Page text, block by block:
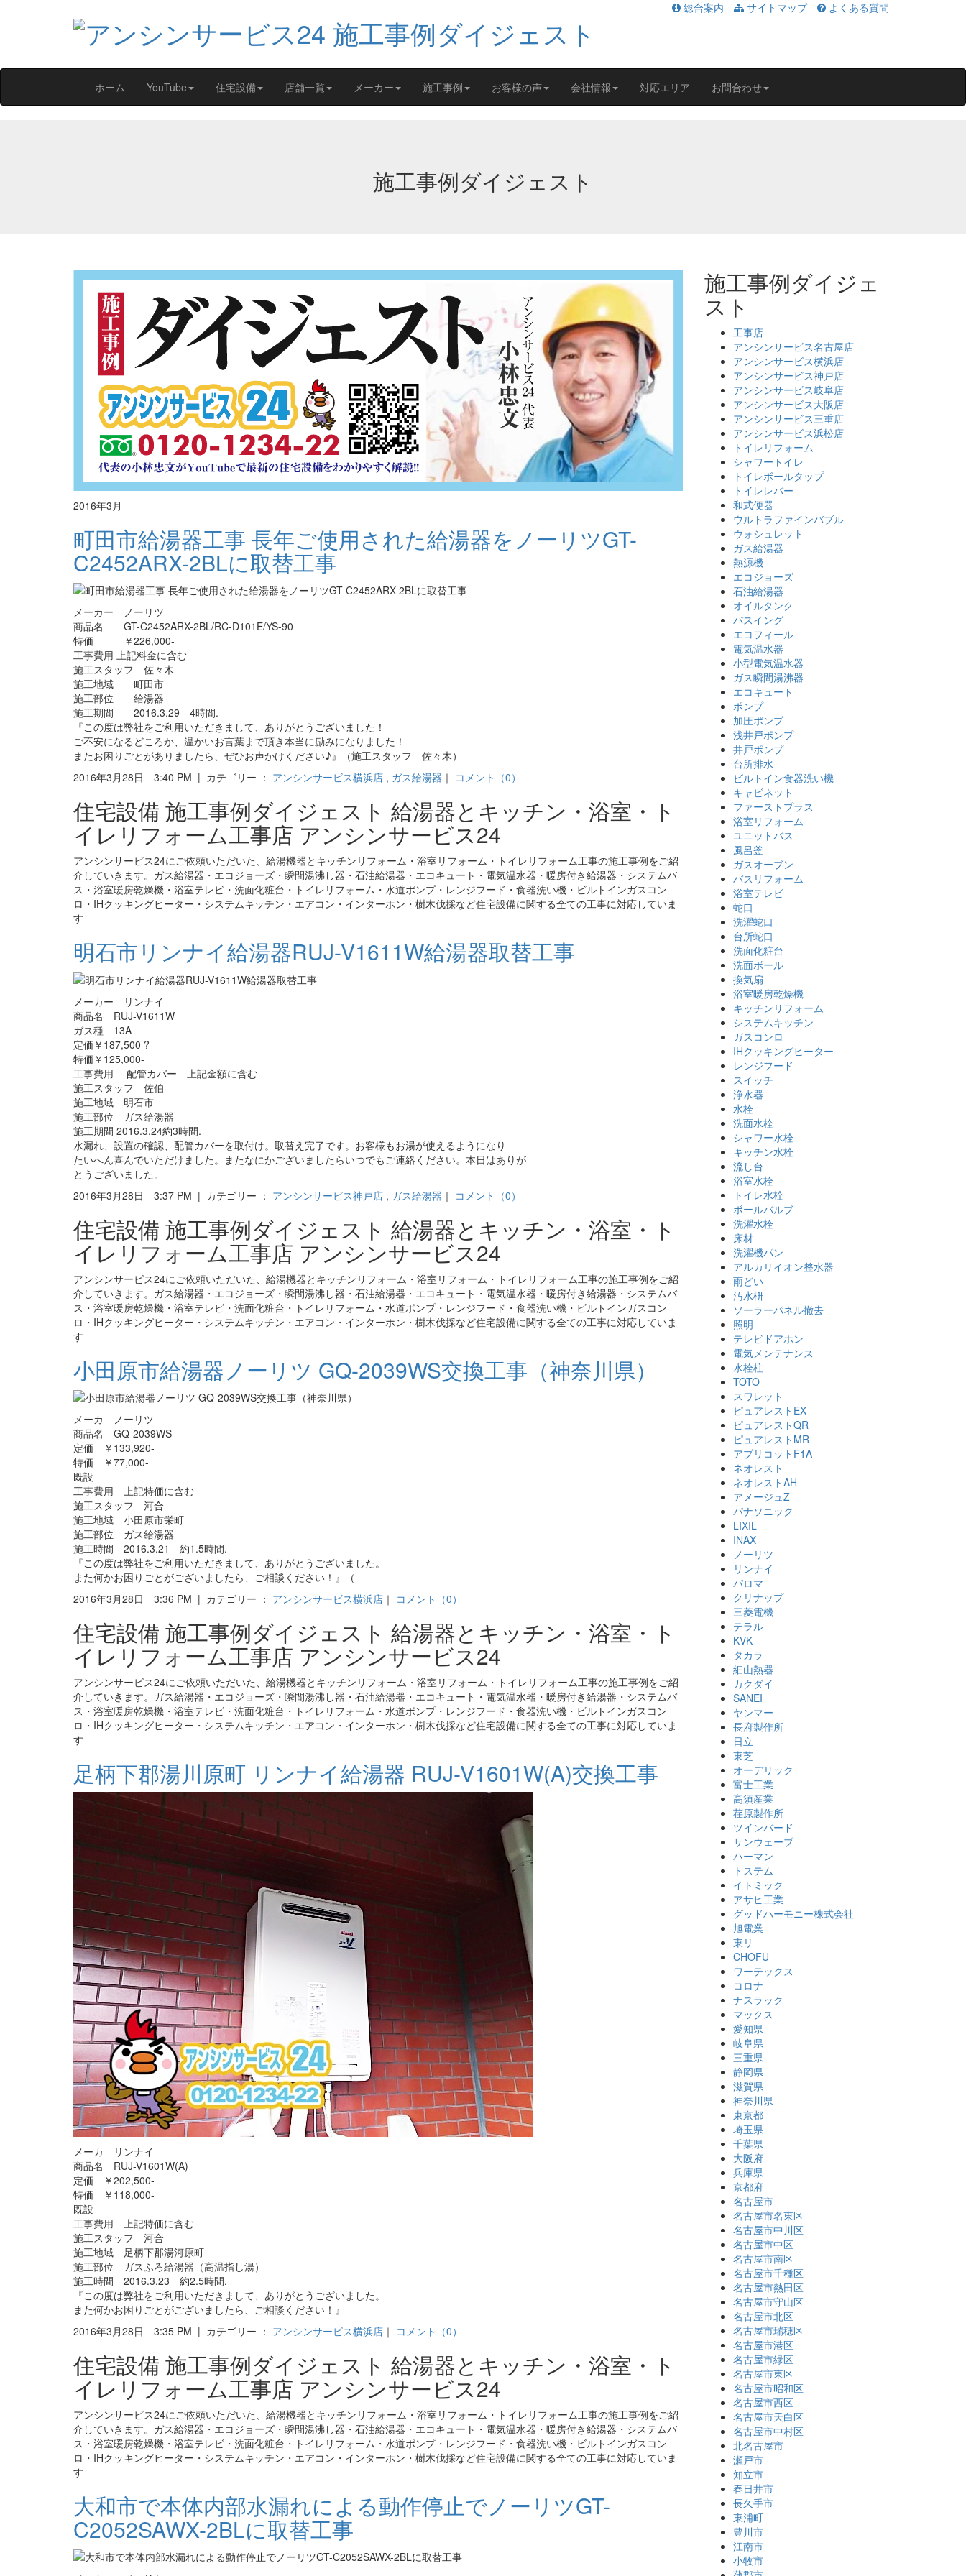
総合案内 サイトマップ よくある質問
ホーム YouTube 住宅設備 店舗一覧 メーカー 施工事例 お客様の声 会社情報 対応エリア お問合わせ
施工事例ダイジェスト
2016年3月
町田市給湯器工事 長年ご使用された給湯器をノーリツGT-
C2452ARX-2BLに取替工事
メーカー ノーリツ
商品名 GT-C2452ARX-2BL/RC-D101E/YS-90
特価 ￥226,000-
工事費用 上記料金に含む
施工スタッフ 佐々木
施工地域 町田市
施工部位 給湯器
施工期間 2016.3.29 4時間.
『この度は弊社をご利用いただきまして、ありがとうございました！
ご不安になるどころか、温かいお言葉まで頂き本当に励みになりました！
またお困りごとがありましたら、ぜひお声かけください♪』（施工スタッフ 佐々木）
2016年3月28日 3:40 PM | カテゴリー ： アンシンサービス横浜店 , ガス給湯器 ｜ コメント（0）
住宅設備 施工事例ダイジェスト 給湯器とキッチン・浴室・ト
イレリフォーム工事店 アンシンサービス24
アンシンサービス24にご依頼いただいた、給湯機器とキッチンリフォーム・浴室リフォーム・トイレリフォーム工事の施工事例をご紹
介していきます。ガス給湯器・エコジョーズ・瞬間湯沸し器・石油給湯器・エコキュート・電気温水器・暖房付き給湯器・システムバ
ス・浴室暖房乾燥機・浴室テレビ・洗面化粧台・トイレリフォーム・水道ポンプ・レンジフード・食器洗い機・ビルトインガスコン
ロ・IHクッキングヒーター・システムキッチン・エアコン・インターホン・樹木伐採など住宅設備に関する全ての工事に対応していま
す
明石市リンナイ給湯器RUJ-V1611W給湯器取替工事
メーカー リンナイ
商品名 RUJ-V1611W
ガス種 13A
定価￥187,500 ?
特価￥125,000-
工事費用 配管カバー 上記金額に含む
施工スタッフ 佐伯
施工地域 明石市
施工部位 ガス給湯器
施工期間 2016.3.24約3時間.
水漏れ、設置の確認、配管カバーを取付け。取替え完了です。お客様もお湯が使えるようになり
たいへん喜んでいただけました。またなにかございましたらいつでもご連絡ください。本日はありが
とうございました。
2016年3月28日 3:37 PM | カテゴリー ： アンシンサービス神戸店 , ガス給湯器 ｜ コメント（0）
住宅設備 施工事例ダイジェスト 給湯器とキッチン・浴室・ト
イレリフォーム工事店 アンシンサービス24
アンシンサービス24にご依頼いただいた、給湯機器とキッチンリフォーム・浴室リフォーム・トイレリフォーム工事の施工事例をご紹
介していきます。ガス給湯器・エコジョーズ・瞬間湯沸し器・石油給湯器・エコキュート・電気温水器・暖房付き給湯器・システムバ
ス・浴室暖房乾燥機・浴室テレビ・洗面化粧台・トイレリフォーム・水道ポンプ・レンジフード・食器洗い機・ビルトインガスコン
ロ・IHクッキングヒーター・システムキッチン・エアコン・インターホン・樹木伐採など住宅設備に関する全ての工事に対応していま
す
小田原市給湯器ノーリツ GQ-2039WS交換工事（神奈川県）
メーカ ノーリツ
商品名 GQ-2039WS
定価 ￥133,920-
特価 ￥77,000-
既設
工事費用 上記特価に含む
施工スタッフ 河合
施工地域 小田原市栄町
施工部位 ガス給湯器
施工時間 2016.3.21 約1.5時間.
『この度は弊社をご利用いただきまして、ありがとうございました。
また何かお困りごとがございましたら、ご相談ください！』（
2016年3月28日 3:36 PM | カテゴリー ： アンシンサービス横浜店 ｜ コメント（0）
住宅設備 施工事例ダイジェスト 給湯器とキッチン・浴室・ト
イレリフォーム工事店 アンシンサービス24
アンシンサービス24にご依頼いただいた、給湯機器とキッチンリフォーム・浴室リフォーム・トイレリフォーム工事の施工事例をご紹
介していきます。ガス給湯器・エコジョーズ・瞬間湯沸し器・石油給湯器・エコキュート・電気温水器・暖房付き給湯器・システムバ
ス・浴室暖房乾燥機・浴室テレビ・洗面化粧台・トイレリフォーム・水道ポンプ・レンジフード・食器洗い機・ビルトインガスコン
ロ・IHクッキングヒーター・システムキッチン・エアコン・インターホン・樹木伐採など住宅設備に関する全ての工事に対応していま
す
足柄下郡湯川原町 リンナイ給湯器 RUJ-V1601W(A)交換工事
メーカ リンナイ
商品名 RUJ-V1601W(A)
定価 ￥202,500-
特価 ￥118,000-
既設
工事費用 上記特価に含む
施工スタッフ 河合
施工地域 足柄下郡湯河原町
施工部位 ガスふろ給湯器（高温指し湯）
施工時間 2016.3.23 約2.5時間.
『この度は弊社をご利用いただきまして、ありがとうございました。
また何かお困りごとがございましたら、ご相談ください！』
2016年3月28日 3:35 PM | カテゴリー ： アンシンサービス横浜店 ｜ コメント（0）
住宅設備 施工事例ダイジェスト 給湯器とキッチン・浴室・ト
イレリフォーム工事店 アンシンサービス24
アンシンサービス24にご依頼いただいた、給湯機器とキッチンリフォーム・浴室リフォーム・トイレリフォーム工事の施工事例をご紹
介していきます。ガス給湯器・エコジョーズ・瞬間湯沸し器・石油給湯器・エコキュート・電気温水器・暖房付き給湯器・システムバ
ス・浴室暖房乾燥機・浴室テレビ・洗面化粧台・トイレリフォーム・水道ポンプ・レンジフード・食器洗い機・ビルトインガスコン
ロ・IHクッキングヒーター・システムキッチン・エアコン・インターホン・樹木伐採など住宅設備に関する全ての工事に対応していま
す
大和市で本体内部水漏れによる動作停止でノーリツGT-
C2052SAWX-2BLに取替工事
施工事例ダイジェ
スト
工事店
アンシンサービス名古屋店
アンシンサービス横浜店
アンシンサービス神戸店
アンシンサービス岐阜店
アンシンサービス大阪店
アンシンサービス三重店
アンシンサービス浜松店
トイレリフォーム
シャワートイレ
トイレボールタップ
トイレレバー
和式便器
ウルトラファインバブル
ウォシュレット
ガス給湯器
熱源機
エコジョーズ
石油給湯器
オイルタンク
バスイング
エコフィール
電気温水器
小型電気温水器
ガス瞬間湯沸器
エコキュート
ポンプ
加圧ポンプ
浅井戸ポンプ
井戸ポンプ
台所排水
ビルトイン食器洗い機
キャビネット
ファーストプラス
浴室リフォーム
ユニットバス
風呂釜
ガスオーブン
バスリフォーム
浴室テレビ
蛇口
洗濯蛇口
台所蛇口
洗面化粧台
洗面ボール
換気扇
浴室暖房乾燥機
キッチンリフォーム
システムキッチン
ガスコンロ
IHクッキングヒーター
レンジフード
スイッチ
浄水器
水栓
洗面水栓
シャワー水栓
キッチン水栓
流し台
浴室水栓
トイレ水栓
ボールバルブ
洗濯水栓
床材
洗濯機パン
アルカリイオン整水器
雨どい
汚水枡
ソーラーパネル撤去
照明
テレビドアホン
電気メンテナンス
水栓柱
TOTO
スワレット
ピュアレストEX
ピュアレストQR
ピュアレストMR
アプリコットF1A
ネオレスト
ネオレストAH
アメージュZ
パナソニック
LIXIL
INAX
ノーリツ
リンナイ
パロマ
クリナップ
三菱電機
テラル
KVK
タカラ
細山熱器
カクダイ
SANEI
ヤンマー
長府製作所
日立
東芝
オーデリック
富士工業
高須産業
荏原製作所
ツインバード
サンウェーブ
ハーマン
トステム
イトミック
アサヒ工業
グッドハーモニー株式会社
旭電業
東リ
CHOFU
ワーテックス
コロナ
ナスラック
マックス
愛知県
岐阜県
三重県
静岡県
滋賀県
神奈川県
東京都
埼玉県
千葉県
大阪府
兵庫県
京都府
名古屋市
名古屋市名東区
名古屋市中川区
名古屋市中区
名古屋市南区
名古屋市千種区
名古屋市熱田区
名古屋市守山区
名古屋市北区
名古屋市瑞穂区
名古屋市港区
名古屋市緑区
名古屋市東区
名古屋市昭和区
名古屋市西区
名古屋市天白区
名古屋市中村区
北名古屋市
瀬戸市
知立市
春日井市
長久手市
東浦町
豊川市
江南市
小牧市